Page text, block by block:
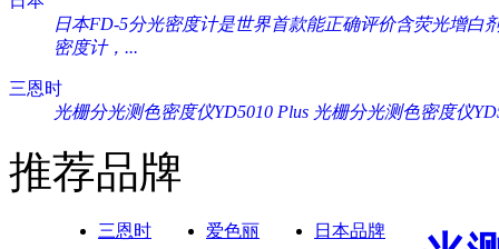
日本FD-5分光密度计是世界首款能正确评价含荧光增白
密度计，...
三恩时
光栅分光测色密度仪YD5010 Plus 光栅分光测色密度仪
推荐品牌
三恩时 爱色丽 日本品牌